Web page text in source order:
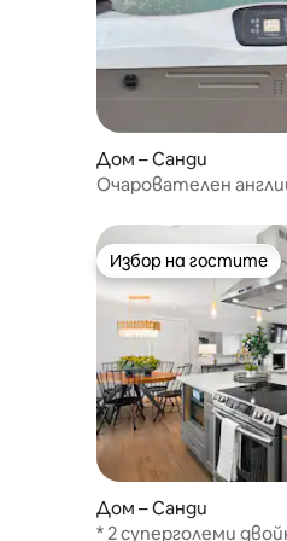
Дом – Санди
Очарователен
Избор на гостите
Избор на гостите
Дом – Санди
* 2 суперголеми